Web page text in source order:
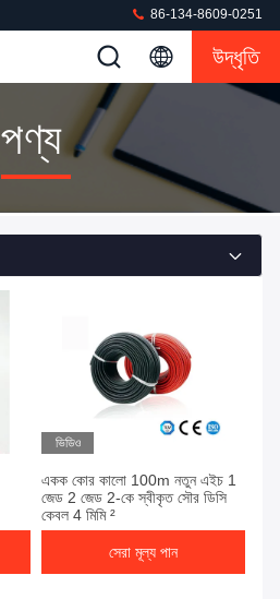
86-134-8609-0251
উদ্ধৃতি
পণ্য
ভিডিও
একক কোর কালো 100m নতুন এইচ 1
জেড 2 জেড 2-কে স্বীকৃত সৌর ডিসি
কেবল 4 মিমি ²
সেরা মূল্য পান